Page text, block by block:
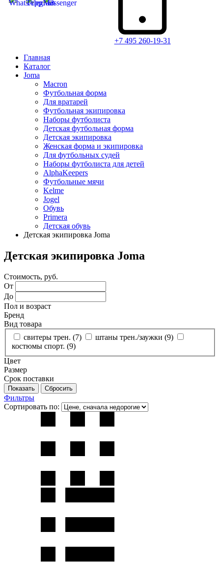
+7 495 260-19-31
Главная
Каталог
Joma
Macron
Футбольная форма
Для вратарей
Футбольная экипировка
Наборы футболиста
Детская футбольная форма
Детская экипировка
Женская форма и экипировка
Для футбольных судей
Наборы футболиста для детей
AlphaKeepers
Футбольные мячи
Kelme
Jogel
Обувь
Primera
Детская обувь
Детская экипировка Joma
Детская экипировка Joma
Стоимость, руб.
От
До
Пол и возраст
Бренд
Вид товара
свитеры трен. (7) штаны трен./заужки (9)
костюмы спорт. (9)
Цвет
Размер
Срок поставки
Фильтры
Сортировать по: